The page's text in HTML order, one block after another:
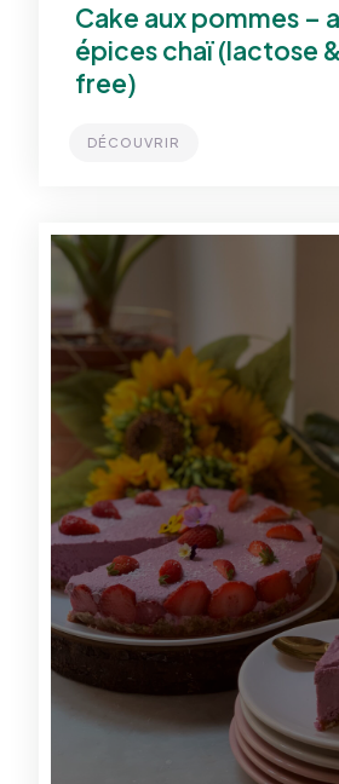
Cake aux pommes –
épices chaï (lactose
free)
DÉCOUVRIR